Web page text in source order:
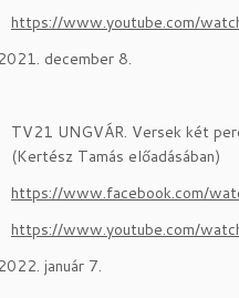
https://www.youtube.com/
december 8.
TV21 UNGVÁR. Versek két
(Kertész Tamás előadásában)
https://www.facebook.com/
https://www.youtube.com/
január 7.